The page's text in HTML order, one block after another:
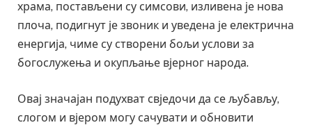
храма, постављени су симсови, изливена је нова
плоча, подигнут је звоник и уведена је електрична
енергија, чиме су створени бољи услови за
богослужења и окупљање вјерног народа.
Овај значајан подухват свједочи да се љубављу,
слогом и вјером могу сачувати и обновити